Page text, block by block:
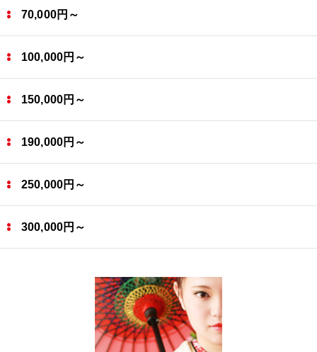
70,000円～
100,000円～
150,000円～
190,000円～
250,000円～
300,000円～